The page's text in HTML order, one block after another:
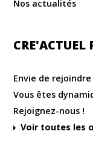
Nos actualités
CRE'ACTUEL
Envie de
Vous êtes
Rejoignez-nous !
Voir toutes les